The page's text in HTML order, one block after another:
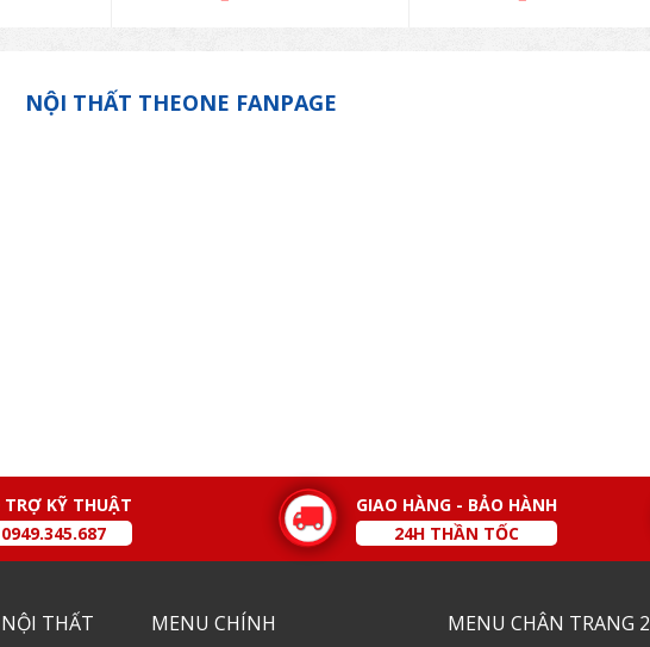
NỘI THẤT THEONE FANPAGE
TRỢ KỸ THUẬT
0949.345.687
GIAO HÀNG - BẢO HÀNH
24H THẦN TỐC
THẤT
MENU CHÍNH MENU CHÂN TRANG 2